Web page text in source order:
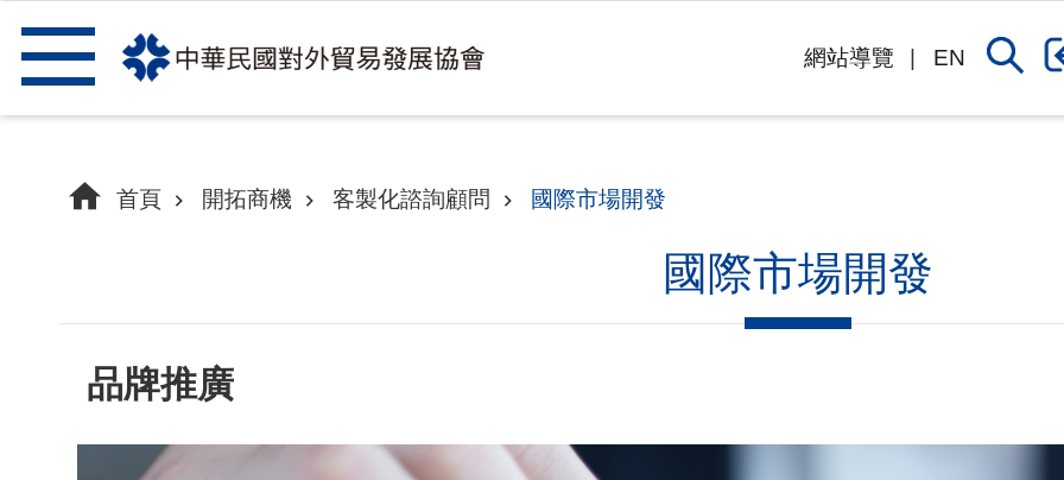
跳到主要內容區塊
網站導覽 EN
首頁 開拓商機 客製化諮詢顧問 國際市場開發
國際市場開發
品牌推廣